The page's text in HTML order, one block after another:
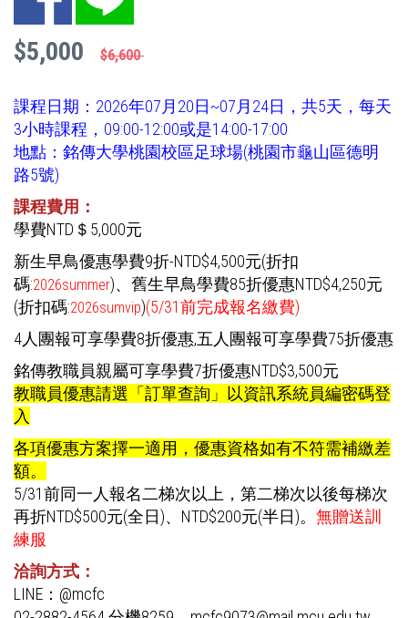
$5,000 $6,600
課程日期：2026年07月20日~07月24日，共5天，每天
3小時課程，09:00-12:00或是14:00-17:00
地點：銘傳大學桃園校區足球場(桃園市龜山區德明
路5號)
課程費用：
學費NTD＄5,000元
新生早鳥優惠學費9折-NTD$4,500元(折扣
碼:2026summer)、舊生早鳥學費85折優惠NTD$4,250元
(折扣碼:2026sumvip)(5/31前完成報名繳費)
4人團報可享學費8折優惠,五人團報可享學費75折優惠
銘傳教職員親屬可享學費7折優惠NTD$3,500元
教職員優惠請選「訂單查詢」以資訊系統員編密碼登
入
各項優惠方案擇一適用，優惠資格如有不符需補繳差
額。
5/31前同一人報名二梯次以上，第二梯次以後每梯次
再折NTD$500元(全日)、NTD$200元(半日)。 無贈送訓
練服
洽詢方式：
LINE：@mcfc